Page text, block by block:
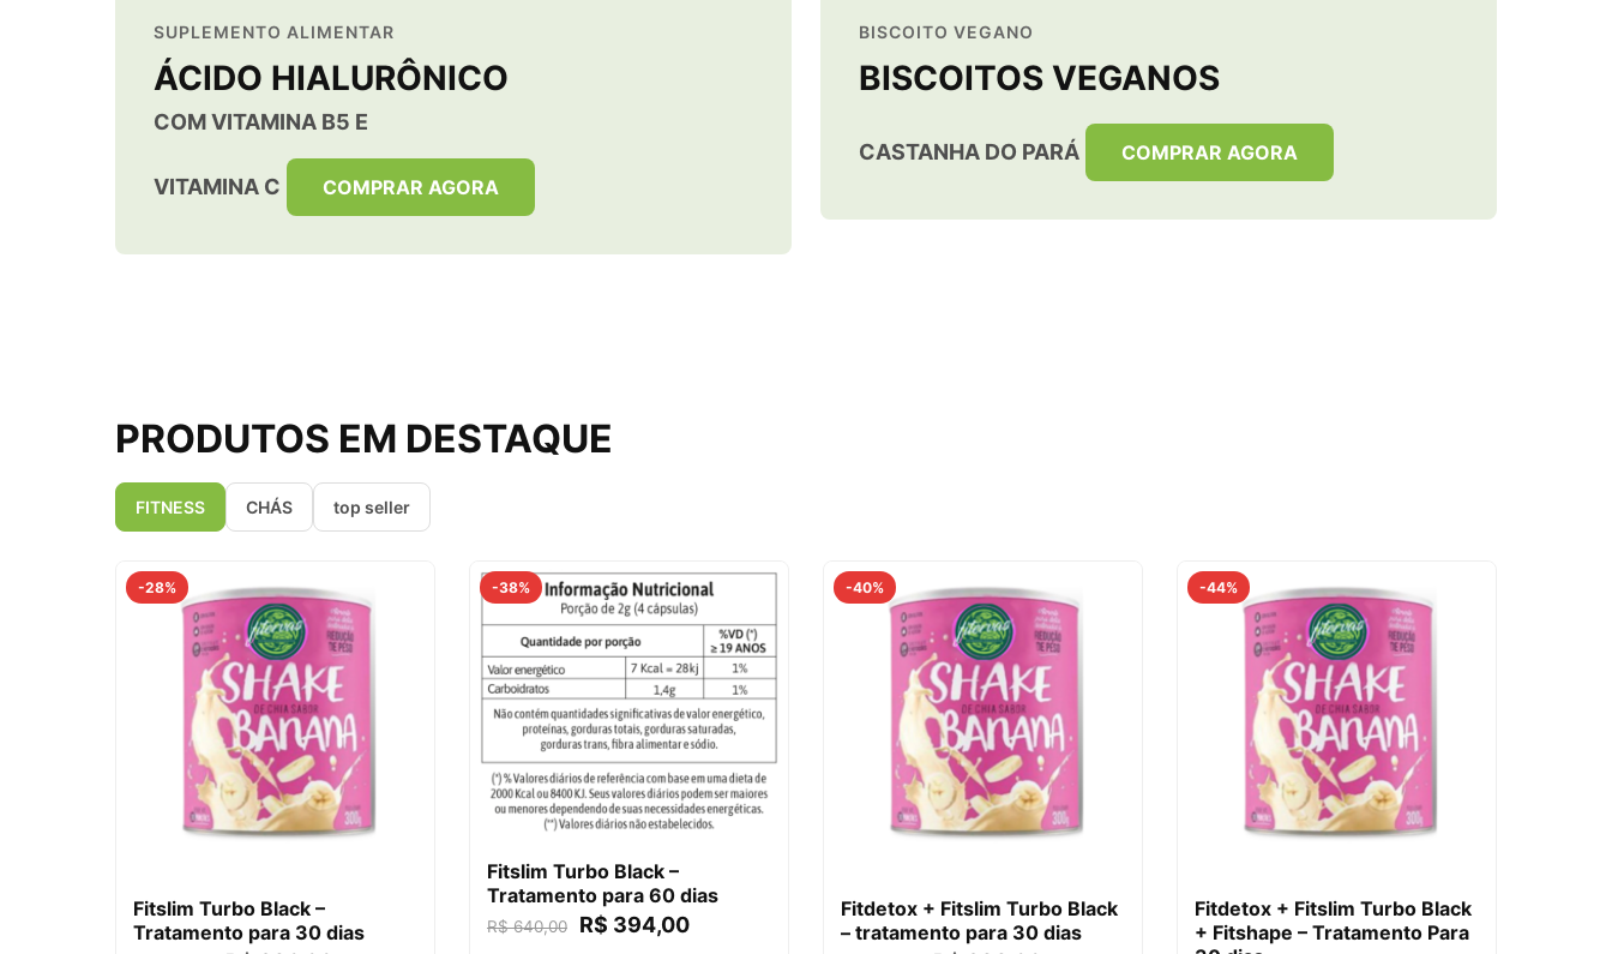
SUPLEMENTO ALIMENTAR
ÁCIDO HIALURÔNICO
COM VITAMINA B5 E
VITAMINA C COMPRAR AGORA
BISCOITO VEGANO
BISCOITOS VEGANOS
CASTANHA DO PARÁ COMPRAR AGORA
PRODUTOS EM DESTAQUE
FITNESS CHÁS top seller
-28%
Fitslim Turbo Black –
Tratamento para 30 dias
-38%
Fitslim Turbo Black –
Tratamento para 60 dias
R$640,00 R$ 394,00
-40%
Fitdetox + Fitslim Turbo Black
– tratamento para 30 dias
-44%
Fitdetox + Fitslim Turbo Black
+ Fitshape – Tratamento Para